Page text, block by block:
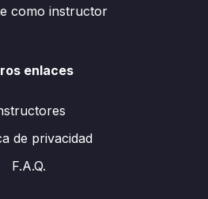
como instructor
enlaces
de privacidad
F.A.Q.